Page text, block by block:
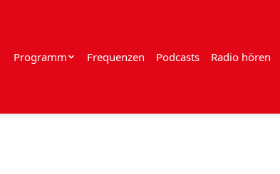
Programm Frequenzen Podcasts Radio hören